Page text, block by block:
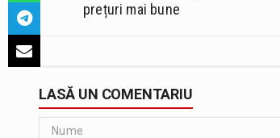
prețuri mai bune
LASĂ UN COMENTARIU